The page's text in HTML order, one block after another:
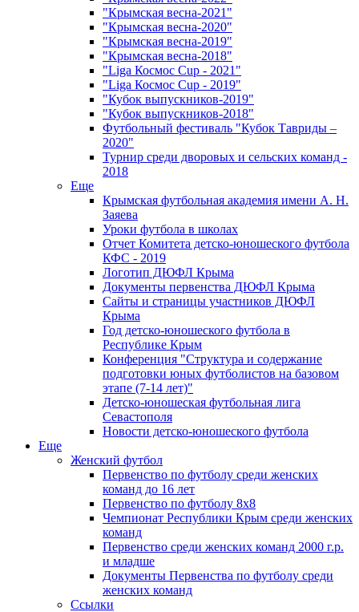
"Крымская весна-2021"
"Крымская весна-2020"
"Крымская весна-2019"
"Крымская весна-2018"
"Liga Космос Cup - 2021"
"Liga Космос Cup - 2019"
"Кубок выпускников-2019"
"Кубок выпускников-2018"
Футбольный фестиваль "Кубок Тавриды –
2020"
Турнир среди дворовых и сельских команд -
2018
Еще
Крымская футбольная академия имени А. Н.
Заяева
Уроки футбола в школах
Отчет Комитета детско-юношеского футбола
КФС - 2019
Логотип ДЮФЛ Крыма
Документы первенства ДЮФЛ Крыма
Сайты и страницы участников ДЮФЛ
Крыма
Год детско-юношеского футбола в
Республике Крым
Конференция "Структура и содержание
подготовки юных футболистов на базовом
этапе (7-14 лет)"
Детско-юношеская футбольная лига
Севастополя
Новости детско-юношеского футбола
Еще
Женский футбол
Первенство по футболу среди женских
команд до 16 лет
Первенство по футболу 8х8
Чемпионат Республики Крым среди женских
команд
Первенство среди женских команд 2000 г.р.
и младше
Документы Первенства по футболу среди
женских команд
Ссылки